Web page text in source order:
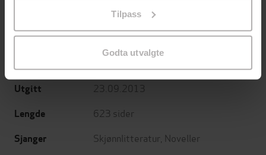
Tilpass
Godta utvalgte
noveller i utvalg
Forfattere Hans Herbjørnsrud(forfatter)
Utgitt 23.09.2013
Lengde 623 sider
Sjanger Skjønnlitteratur Noveller